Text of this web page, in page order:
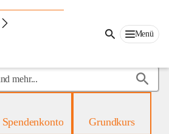
Menü
Spendenkonto Grundkurs